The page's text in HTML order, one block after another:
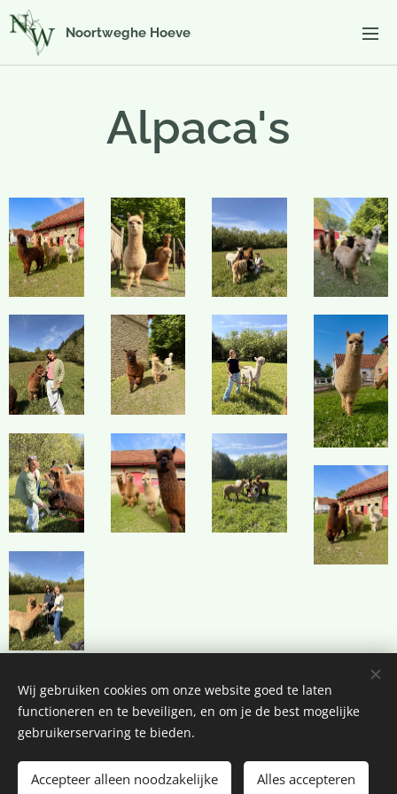
Noortweghe Hoeve
Alpaca's
© 2025 Alle rechten voorbehouden
Cookies
Wij gebruiken cookies om onze website goed te laten
functioneren en te beveiligen, en om je de best mogelijke
gebruikerservaring te bieden.
Accepteer alleen noodzakelijke Alles accepteren